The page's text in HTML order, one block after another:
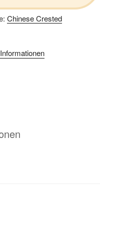
Chinese Crested